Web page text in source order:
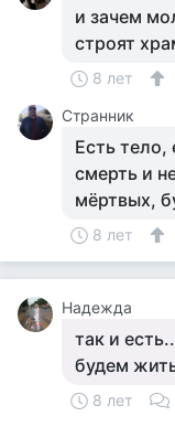
и зачем
строят
8 лет
Странник
Есть тело,
смерть и
мёртвых,
8 лет
Надежда
так и
будем
8 лет